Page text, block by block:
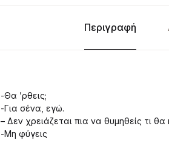
Περιγραφή
-Θα ’ρθεις;
-Για σένα, εγώ.
– Δεν χρειάζεται πια να θυμηθείς τι
-Μη φύγεις